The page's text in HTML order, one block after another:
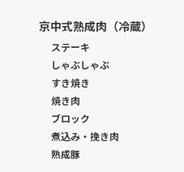
京中式熟成肉（冷蔵）
ステーキ
しゃぶしゃぶ
すき焼き
焼き肉
ブロック
煮込み・挽き肉
熟成豚